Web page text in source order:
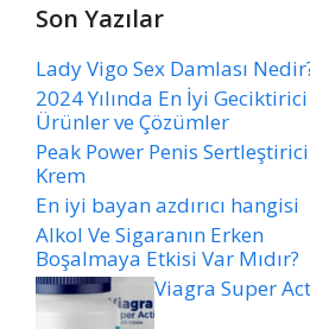
Son Yazılar
Lady Vigo Sex Damlası
2024 Yılında En İyi Geciktirici
Ürünler ve Çözümler
Peak Power Penis Sertleştirici
Krem
En iyi bayan azdırıcı hangisi
Alkol Ve Sigaranın Erken
Boşalmaya Etkisi Var Mıdır?
Viagra Super